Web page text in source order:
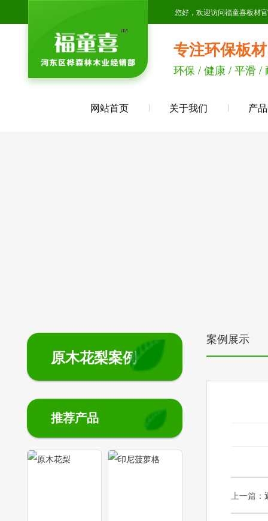
您好，欢迎访问福童喜板材
专注环保板材
环保 / 健康 / 平滑 /
网站首页 关于我们 产
原木花梨案例
推荐产品
案例展示
上一篇：